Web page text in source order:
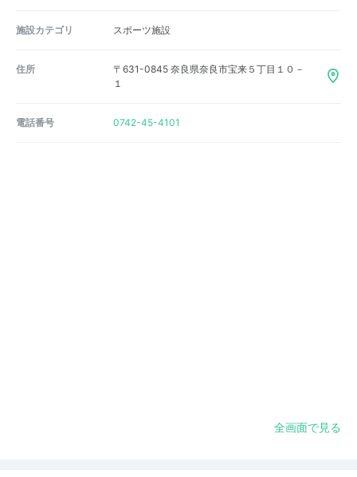
施設カテゴリ スポーツ施設
住所
〒631-0845 奈良県奈良市宝来５丁目１０－
１
電話番号 0742-45-4101
全画面で見る